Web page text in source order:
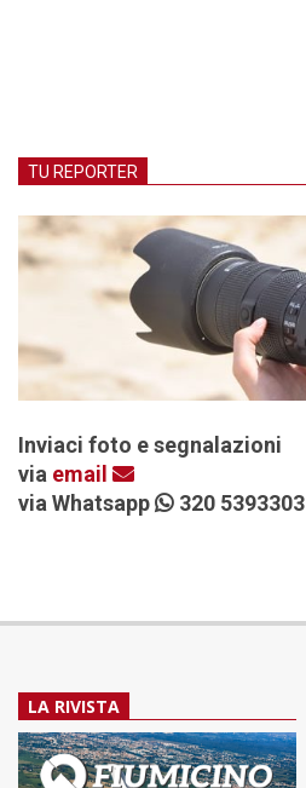
TU REPORTER
Inviaci foto e segnalazioni
via email
via Whatsapp
320 5393303
LA RIVISTA